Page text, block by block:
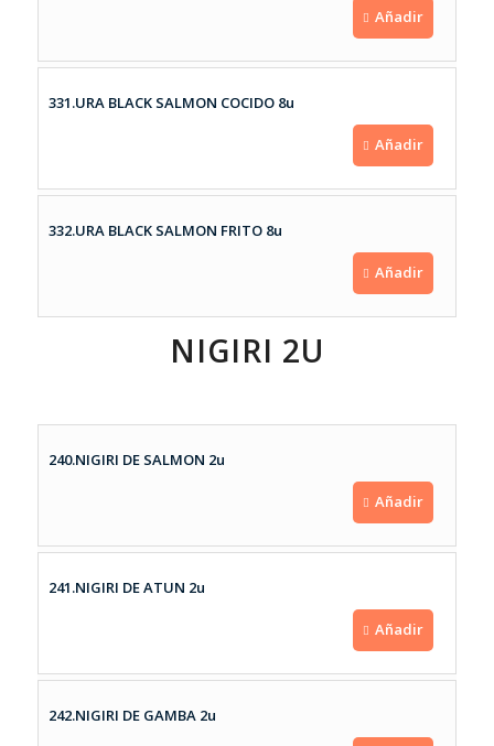
Añadir
331.URA BLACK SALMON COCIDO 8u
Añadir
332.URA BLACK SALMON FRITO 8u
Añadir
NIGIRI 2U
240.NIGIRI DE SALMON 2u
Añadir
241.NIGIRI DE ATUN 2u
Añadir
242.NIGIRI DE GAMBA 2u